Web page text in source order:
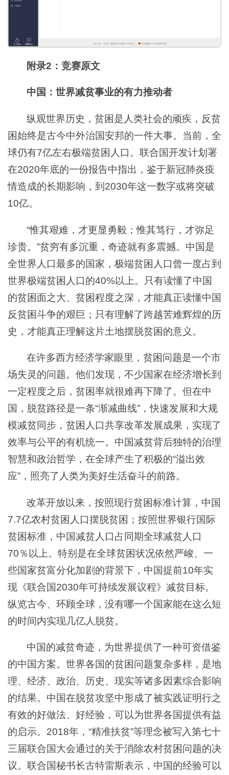
附录2：竞赛原文
中国：世界减贫事业的有力推动者
纵观世界历史，贫困是人类社会的顽疾，反贫
困始终是古今中外治国安邦的一件大事。当前，全
球仍有7亿左右极端贫困人口。联合国开发计划署
在2020年底的一份报告中指出，鉴于新冠肺炎疫
情造成的长期影响，到2030年这一数字或将突破
10亿。
“惟其艰难，才更显勇毅；惟其笃行，才弥足
珍贵。”贫穷有多沉重，奇迹就有多震撼。中国是
全世界人口最多的国家，极端贫困人口曾一度占到
世界极端贫困人口的40%以上。只有读懂了中国
的贫困面之大、贫困程度之深，才能真正读懂中国
反贫困斗争的艰巨；只有理解了跨越苦难辉煌的历
史，才能真正理解这片土地摆脱贫困的意义。
在许多西方经济学家眼里，贫困问题是一个市
场失灵的问题。他们发现，不少国家在经济增长到
一定程度之后，贫困率就很难再下降了。但在中
国，脱贫路径是一条“渐减曲线”，快速发展和大规
模减贫同步，贫困人口共享改革发展成果，实现了
效率与公平的有机统一。中国减贫背后独特的治理
智慧和政治哲学，在全球产生了积极的“溢出效
应”，照亮了人类为美好生活奋斗的前路。
改革开放以来，按照现行贫困标准计算，中国
7.7亿农村贫困人口摆脱贫困；按照世界银行国际
贫困标准，中国减贫人口占同期全球减贫人口
70％以上。特别是在全球贫困状况依然严峻、一
些国家贫富分化加剧的背景下，中国提前10年实
现《联合国2030年可持续发展议程》减贫目标。
纵览古今、环顾全球，没有哪一个国家能在这么短
的时间内实现几亿人脱贫。
中国的减贫奇迹，为世界提供了一种可资借鉴
的中国方案。世界各国的贫困问题复杂多样，是地
理、经济、政治、历史、现实等诸多因素综合影响
的结果。中国在脱贫攻坚中形成了被实践证明行之
有效的好做法、好经验，可以为世界各国提供有益
的启示。2018年，“精准扶贫”等理念被写入第七十
三届联合国大会通过的关于消除农村贫困问题的决
议。联合国秘书长古特雷斯表示，中国的经验可以